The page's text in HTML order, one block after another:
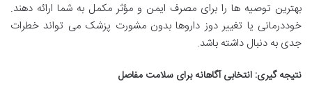
بهترین توصیه ها را برای مصرف ایمن و مؤثر مکمل به شما ارائه دهند.
خوددرمانی یا تغییر دوز داروها بدون مشورت پزشک می تواند خطرات
جدی به دنبال داشته باشد.
نتیجه گیری: انتخابی آگاهانه برای سلامت مفاصل